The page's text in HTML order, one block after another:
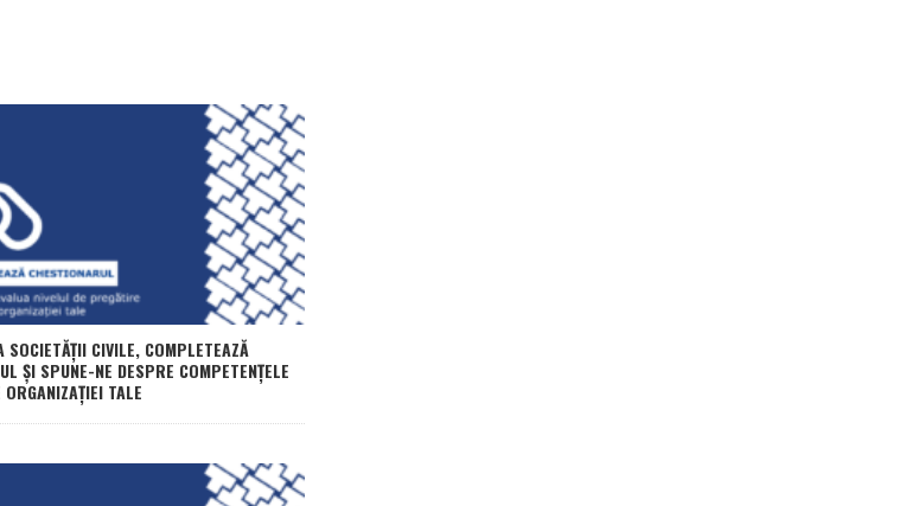
SOCIETĂȚII CIVILE, COMPLETEAZĂ
ȘI SPUNE-NE DESPRE COMPETENȚELE
TALE